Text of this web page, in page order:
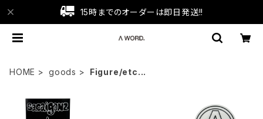
15時までのオーダーは即日発送!!
HOME goods Figure/etc...